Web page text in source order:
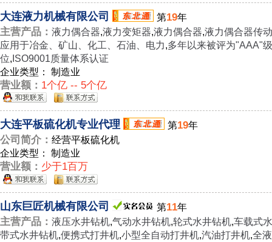
大连液力机械有限公司 第19年
主营产品： 液力偶合器,液力变矩器,液力偶合器,液力偶合器传
应用于冶金、矿山、化工、石油、电力,多年以来被评为"AAA"
位, ISO9001质量体系认证
企业类型： 制造业
营业额： 1个亿 -- 5个亿
大连平板硫化机专业代理 第19年
公司简介： 经营平板硫化机
企业类型： 制造业
营业额： 少于1百万
山东巨匠机械有限公司 第11年
主营产品： 液压水井钻机,气动水井钻机,轮式水井钻机,车载式
带式水井钻机,便携式打井机,小型全自动打井机,汽油打井机,全